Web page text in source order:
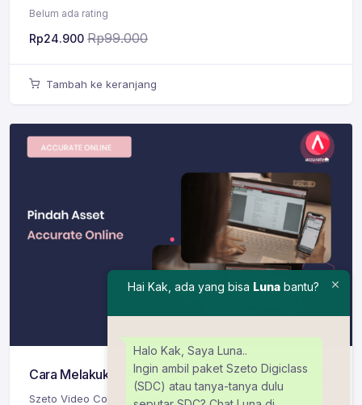
Belum ada rating
Rp24.900 Rp99.000
Tambah ke keranjang
Cara Melakukan Pindah Asset pada Accurate Online
Szeto Video Course Paket B
Hai Kak, ada yang bisa Luna bantu?
Halo Kak, Saya Luna..
Ingin ambil paket Szeto Digiclass
(SDC) atau tanya-tanya dulu